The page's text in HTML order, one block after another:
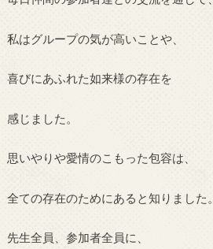
私はグループの気が高いことや、
喜びにあふれた如来様の存在を
感じました。
思いやりや愛情のこもった包容は、
全ての存在のためにあると知りました。
先生全員、参加者全員に、